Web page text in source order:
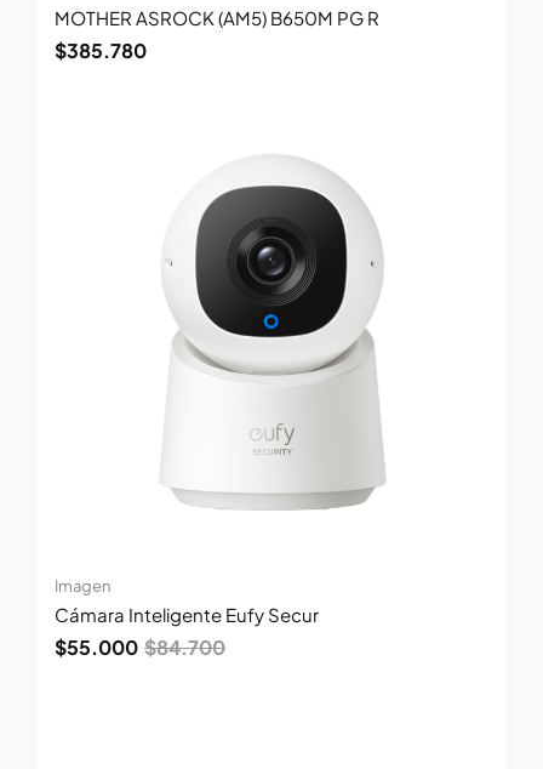
MOTHER ASROCK (AM5) B650M PG R
$385.780
Imagen
Cámara Inteligente Eufy Secur
$84.700
$55.000